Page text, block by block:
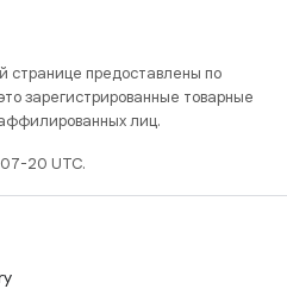
странице предоставлены по
зарегистрированные товарные
лиц.
20 UTC.